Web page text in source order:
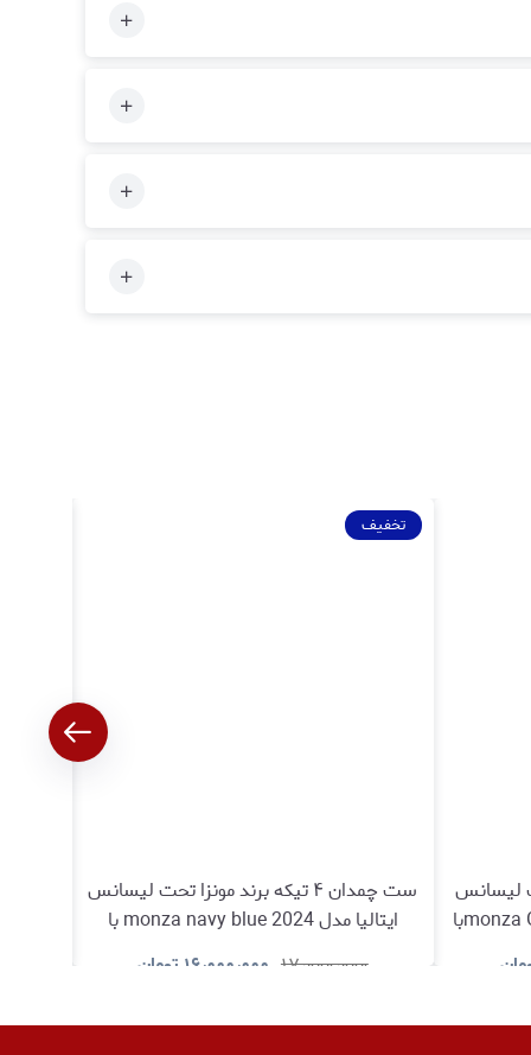
تحت لیسانس
ایتالیا مدل monza Grayish-brown 2024با
تخفیف
ست چمدان ۴ تیکه برند مونزا تحت لیسانس
ایتالیا مدل monza navy blue 2024 با
گارانتی اصالت و سلامت کالا
۱۷٫۰۰۰٫۰۰۰ ۱۶٫۰۰۰٫۰۰۰ تومان